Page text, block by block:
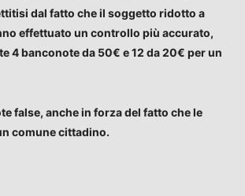
dal fatto che il soggetto ridotto a
effettuato un controllo più accurato,
4 banconote da 50€ e 12 da 20€ per un
false, anche in forza del fatto che le
comune cittadino.